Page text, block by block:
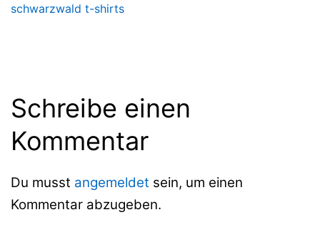
schwarzwald t-shirts
Schreibe einen
Kommentar
Du musst angemeldet sein, um einen
Kommentar abzugeben.